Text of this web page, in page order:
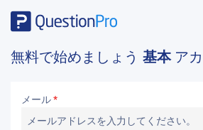
無料で始めましょう 基本 ア
メール*